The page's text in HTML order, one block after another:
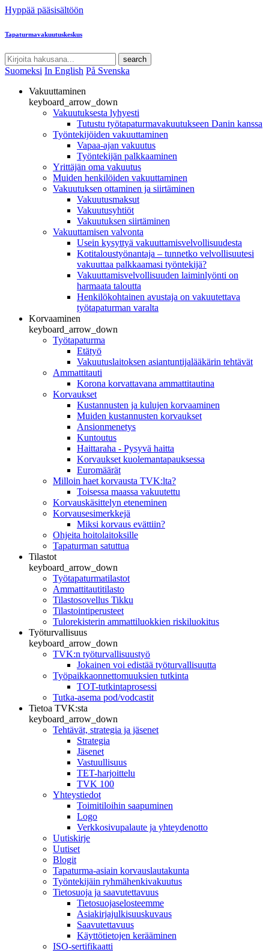
Hyppää pääsisältöön
Tapaturmavakuutuskeskus
search
Suomeksi In English På Svenska
Vakuuttaminen
keyboard_arrow_down
Vakuutuksesta lyhyesti
Tutustu työtapaturmavakuutukseen Danin kanssa
Työntekijöiden vakuuttaminen
Vapaa-ajan vakuutus
Työntekijän palkkaaminen
Yrittäjän oma vakuutus
Muiden henkilöiden vakuuttaminen
Vakuutuksen ottaminen ja siirtäminen
Vakuutusmaksut
Vakuutusyhtiöt
Vakuutuksen siirtäminen
Vakuuttamisen valvonta
Usein kysyttyä vakuuttamisvelvollisuudesta
Kotitaloustyönantaja – tunnetko velvollisuutesi
vakuuttaa palkkaamasi työntekijä?
Vakuuttamisvelvollisuuden laiminlyönti on
harmaata taloutta
Henkilökohtainen avustaja on vakuutettava
työtapaturman varalta
Korvaaminen
keyboard_arrow_down
Työtapaturma
Etätyö
Vakuutuslaitoksen asiantuntijalääkärin tehtävät
Ammattitauti
Korona korvattavana ammattitautina
Korvaukset
Kustannusten ja kulujen korvaaminen
Muiden kustannusten korvaukset
Ansionmenetys
Kuntoutus
Haittaraha - Pysyvä haitta
Korvaukset kuolemantapauksessa
Euromäärät
Milloin haet korvausta TVK:lta?
Toisessa maassa vakuutettu
Korvauskäsittelyn eteneminen
Korvausesimerkkejä
Miksi korvaus evättiin?
Ohjeita hoitolaitoksille
Tapaturman satuttua
Tilastot
keyboard_arrow_down
Työtapaturmatilastot
Ammattitautitilasto
Tilastosovellus Tikku
Tilastointiperusteet
Tulorekisterin ammattiluokkien riskiluokitus
Työturvallisuus
keyboard_arrow_down
TVK:n työturvallisuustyö
Jokainen voi edistää työturvallisuutta
Työpaikkaonnettomuuksien tutkinta
TOT-tutkintaprosessi
Tutka-asema pod/vodcastit
Tietoa TVK:sta
keyboard_arrow_down
Tehtävät, strategia ja jäsenet
Strategia
Jäsenet
Vastuullisuus
TET-harjoittelu
TVK 100
Yhteystiedot
Toimitiloihin saapuminen
Logo
Verkkosivupalaute ja yhteydenotto
Uutiskirje
Uutiset
Blogit
Tapaturma-asiain korvauslautakunta
Työntekijäin ryhmähenkivakuutus
Tietosuoja ja saavutettavuus
Tietosuojaselosteemme
Asiakirjajulkisuuskuvaus
Saavutettavuus
Käyttötietojen kerääminen
ISO-sertifikaatti